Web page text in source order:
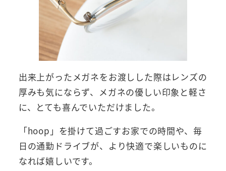
出来上がったメガネをお渡しした際はレンズの
厚みも気にならず、メガネの優しい印象と軽さ
に、とても喜んでいただけました。
「hoop」を掛けて過ごすお家での時間や、毎
日の通勤ドライブが、より快適で楽しいものに
なれば嬉しいです。